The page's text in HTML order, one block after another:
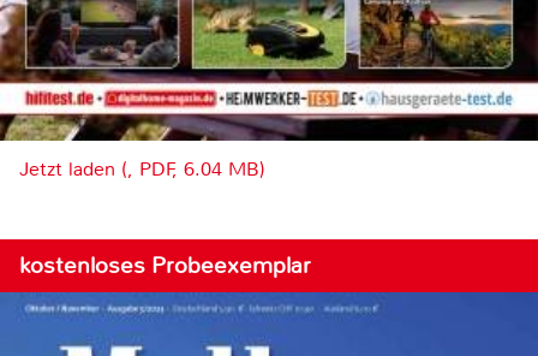
Jetzt laden (, PDF, 6.04 MB)
kostenloses Probeexemplar